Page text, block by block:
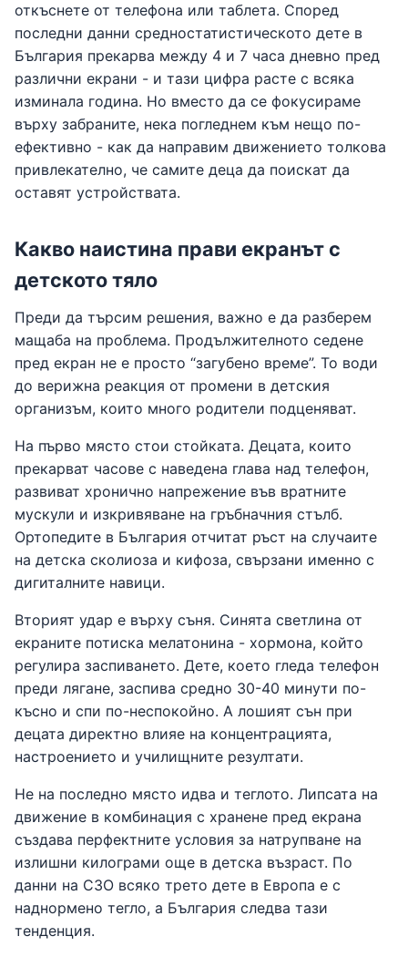
откъснете от телефона или таблета. Според
последни данни средностатистическото дете в
България прекарва между 4 и 7 часа дневно пред
различни екрани - и тази цифра расте с всяка
изминала година. Но вместо да се фокусираме
върху забраните, нека погледнем към нещо по-
ефективно - как да направим движението толкова
привлекателно, че самите деца да поискат да
оставят устройствата.
Какво наистина прави екранът с
детското тяло
Преди да търсим решения, важно е да разберем
мащаба на проблема. Продължителното седене
пред екран не е просто “загубено време”. То води
до верижна реакция от промени в детския
организъм, които много родители подценяват.
На първо място стои стойката. Децата, които
прекарват часове с наведена глава над телефон,
развиват хронично напрежение във вратните
мускули и изкривяване на гръбначния стълб.
Ортопедите в България отчитат ръст на случаите
на детска сколиоза и кифоза, свързани именно с
дигиталните навици.
Вторият удар е върху съня. Синята светлина от
екраните потиска мелатонина - хормона, който
регулира заспиването. Дете, което гледа телефон
преди лягане, заспива средно 30-40 минути по-
късно и спи по-неспокойно. А лошият сън при
децата директно влияе на концентрацията,
настроението и училищните резултати.
Не на последно място идва и теглото. Липсата на
движение в комбинация с хранене пред екрана
създава перфектните условия за натрупване на
излишни килограми още в детска възраст. По
данни на СЗО всяко трето дете в Европа е с
наднормено тегло, а България следва тази
тенденция.